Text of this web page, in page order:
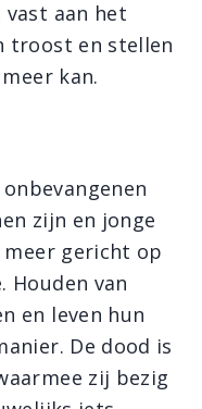
vast aan het
troost en stellen
kan.
zijn en jonge
gericht op
Houden van
en leven hun
De dood is
zij bezig